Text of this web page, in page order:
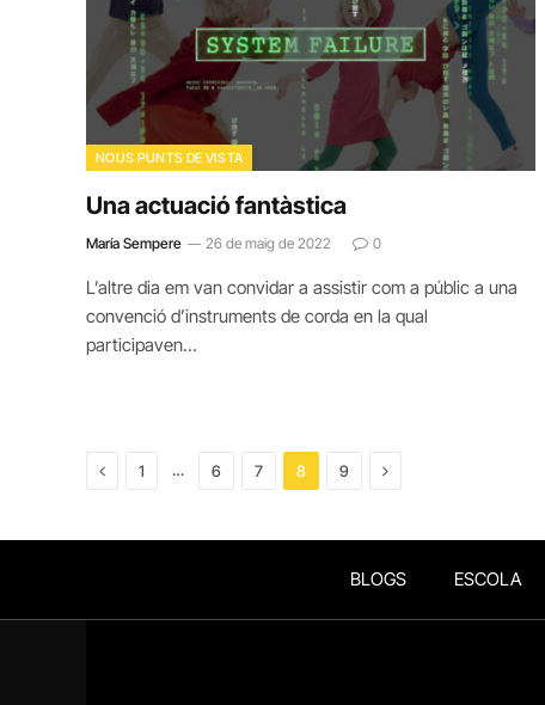
NOUS PUNTS DE VISTA
Una actuació fantàstica
María Sempere 26 de maig de 2022 0
L’altre dia em van convidar a assistir com a públic a una
convenció d’instruments de corda en la qual
participaven…
Previous
1 … 6 7 8 9 Next
BLOGS ESCOLA